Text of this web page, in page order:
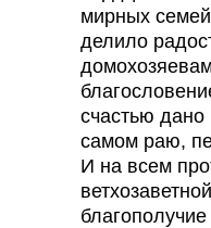
мирных
делило
счастью
самом раю,
И на всем